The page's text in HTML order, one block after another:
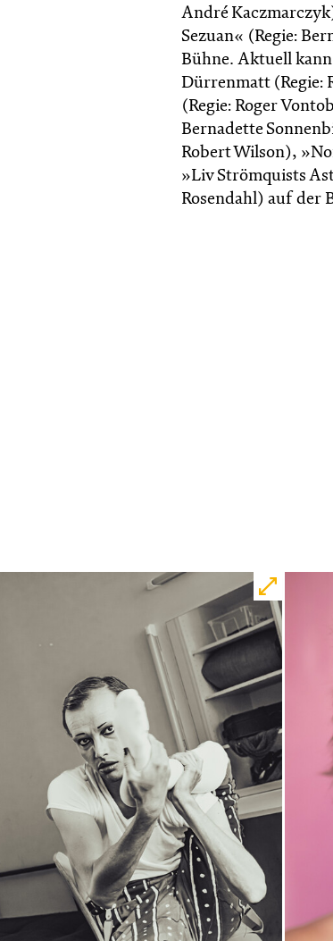
André
Sezuan« (Regie:
Bühne. Aktuell
Dürrenmatt (Regie:
(Regie: Roger
Bernadette
Robert Wilson),
»Liv Strömquists
Rosendahl) auf der